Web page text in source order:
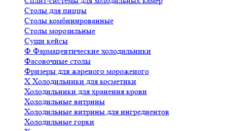
Столы для пиццы
Столы комбинированные
Столы морозильные
Суши кейсы
Ф Фармацевтические холодильники
Фасовочные столы
Фризеры для жареного мороженого
Х Холодильники для косметики
Холодильники для хранения крови
Холодильные витрины
Холодильные витрины для ингредиентов
Холодильные горки